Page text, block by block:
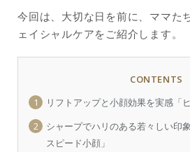
今回は、大切な日を前に、ママた
ェイシャルケアをご紹介します。
CONTENTS
1
リフトアップと小顔効果を実感「
2
シャープでハリのある若々しい印
スピード小顔」